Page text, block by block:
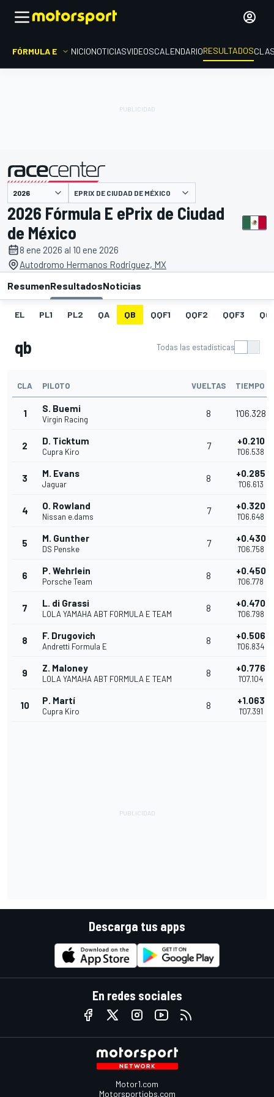
FÓRMULA E INICIONOTICIASVIDEOSCALENDARIORESULTADOS
presentado por EPRIX DE CIUDAD DE MÉXICO
2026 Fórmula E ePrix de Ciudad
de México
8 ene 2026 al 10 ene 2026
Autodromo Hermanos Rodriguez, MX
ResumenResultadosNoticias
EL PL1 PL2 QA QB QQF1 QQF2 QQF3
qb Todas las estadísticas
CLA PILOTO VUELTAS TIEMPO
1 S. Buemi
Virgin Racing
8 1'06.328
2 D. Ticktum
Cupra Kiro
7 +0.210
1'06.538
3 M. Evans
Jaguar
8 +0.285
1'06.613
4 O. Rowland
Nissan e.dams
7 +0.320
1'06.648
5 M. Gunther
DS Penske
7 +0.430
1'06.758
6 P. Wehrlein
Porsche Team
8 +0.450
1'06.778
7 L. di Grassi
LOLA YAMAHA ABT FORMULA E TEAM
8 +0.470
1'06.798
8 F. Drugovich
Andretti Formula E
8 +0.506
1'06.834
9 Z. Maloney
LOLA YAMAHA ABT FORMULA E TEAM
8 +0.776
1'07.104
10 P. Martí
Cupra Kiro
8 +1.063
1'07.391
Descarga tus apps
En redes sociales
Motor1.com
Motorsportjobs.com